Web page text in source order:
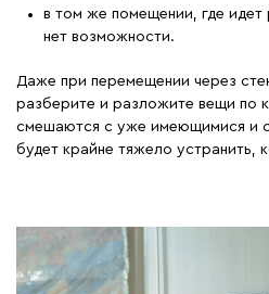
в том же помещении, где идет
нет возможности.
Даже при перемещении через
разберите и разложите вещи по
смешаются с уже имеющимися и
будет крайне тяжело устранить,